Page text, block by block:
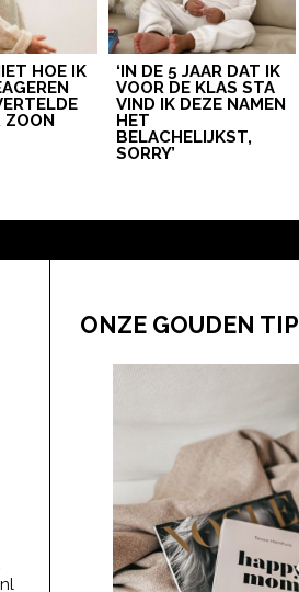
HOE IK
ZOON
‘IN DE 5 JAAR DAT IK
VOOR DE KLAS STA
VIND IK DEZE NAMEN
HET
BELACHELIJKST,
SORRY’
ONZE GOUDEN TIP